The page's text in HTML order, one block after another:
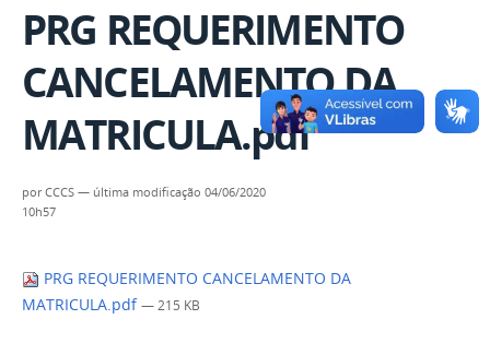
PRG REQUERIMENTO
CANCELAMENTO DA
MATRICULA.pdf
porCCCS — última modificação 04/06/2020
10h57
PRG REQUERIMENTO CANCELAMENTO DA
MATRICULA.pdf — 215 KB